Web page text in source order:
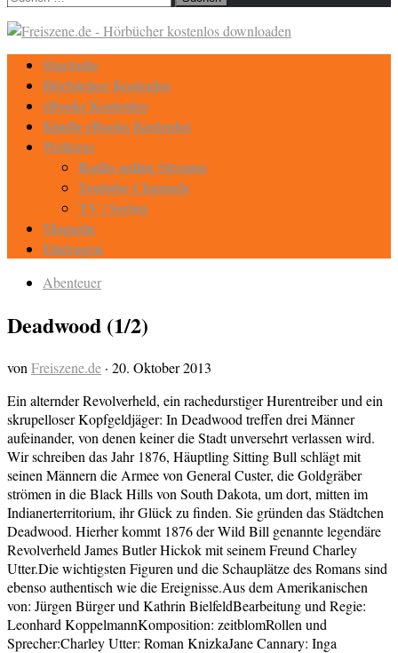
Startseite
Hörbücher Kostenlos
eBooks Kostenlos
Kindle eBooks Kostenlos
Weiteres
Radio online Streams
Youtube Channels
TV / Serien
Magazin
Eintragen
Abenteuer
Deadwood (1/2)
von Freiszene.de · 20. Oktober 2013
Ein alternder Revolverheld, ein rachedurstiger Hurentreiber und ein
skrupelloser Kopfgeldjäger: In Deadwood treffen drei Männer
aufeinander, von denen keiner die Stadt unversehrt verlassen wird.
Wir schreiben das Jahr 1876, Häuptling Sitting Bull schlägt mit
seinen Männern die Armee von General Custer, die Goldgräber
strömen in die Black Hills von South Dakota, um dort, mitten im
Indianerterritorium, ihr Glück zu finden. Sie gründen das Städtchen
Deadwood. Hierher kommt 1876 der Wild Bill genannte legendäre
Revolverheld James Butler Hickok mit seinem Freund Charley
Utter.Die wichtigsten Figuren und die Schauplätze des Romans sind
ebenso authentisch wie die Ereignisse.Aus dem Amerikanischen
von: Jürgen Bürger und Kathrin BielfeldBearbeitung und Regie:
Leonhard KoppelmannKomposition: zeitblomRollen und
Sprecher:Charley Utter: Roman KnizkaJane Cannary: Inga